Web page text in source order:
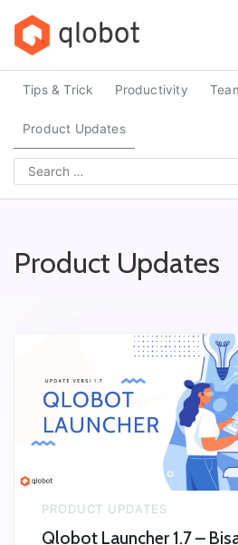
content
Tips & Trick Productivity
Product Updates
Search
for:
Product Updates
PRODUCT UPDATES
Qlobot Launcher 1.7 –